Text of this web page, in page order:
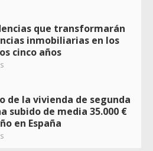
que transformarán
inmobiliarias en los
cinco años
de la vivienda de segunda
subido de media 35.000 €
en España